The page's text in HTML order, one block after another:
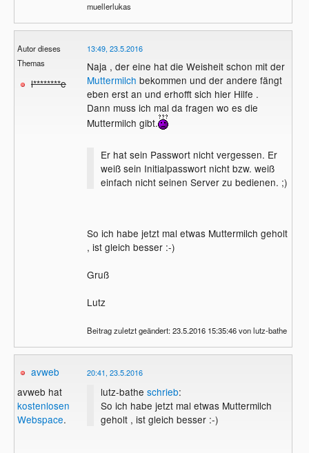
muellerlukas
Autor dieses
Themas
l********e
13:49, 23.5.2016
Naja , der eine hat die Weisheit schon mit der
Muttermilch bekommen und der andere fängt
eben erst an und erhofft sich hier Hilfe .
Dann muss ich mal da fragen wo es die
Muttermilch gibt.
Er hat sein Passwort nicht vergessen. Er
weiß sein Initialpasswort nicht bzw. weiß
einfach nicht seinen Server zu bedienen. ;)
So ich habe jetzt mal etwas Muttermilch geholt
, ist gleich besser :-)
Gruß
Lutz
Beitrag zuletzt geändert: 23.5.2016 15:35:46 von lutz-bathe
avweb
avweb hat
kostenlosen
Webspace.
20:41, 23.5.2016
lutz-bathe schrieb:
So ich habe jetzt mal etwas Muttermilch
geholt , ist gleich besser :-)